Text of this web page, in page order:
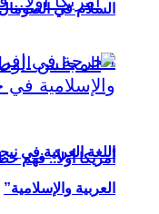
أمريكا أولاً.. فهم
السلام في
اللغة العربية في
العربية والإسلامية”